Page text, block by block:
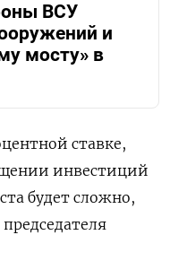
ВСУ
и
мосту» в
ставке,
инвестиций
будет сложно,